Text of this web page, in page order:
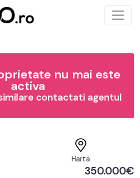
nu mai este
activa
contactati agentul
Harta
350.000€